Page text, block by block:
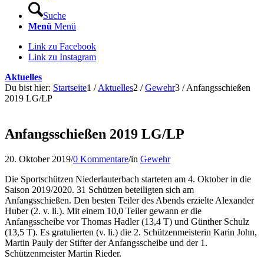
Suche
Menü Menü
Link zu Facebook
Link zu Instagram
Aktuelles
Du bist hier: Startseite1 / Aktuelles2 / Gewehr3 / Anfangsschießen
2019 LG/LP
Anfangsschießen 2019 LG/LP
20. Oktober 2019/0 Kommentare/in Gewehr
Die Sportschützen Niederlauterbach starteten am 4. Oktober in die
Saison 2019/2020. 31 Schützen beteiligten sich am
Anfangsschießen. Den besten Teiler des Abends erzielte Alexander
Huber (2. v. li.). Mit einem 10,0 Teiler gewann er die
Anfangsscheibe vor Thomas Hadler (13,4 T) und Günther Schulz
(13,5 T). Es gratulierten (v. li.) die 2. Schützenmeisterin Karin John,
Martin Pauly der Stifter der Anfangsscheibe und der 1.
Schützenmeister Martin Rieder.